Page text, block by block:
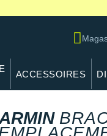
ACCESSOIRES